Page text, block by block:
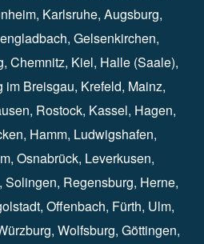
, Karlsruhe⁠, Augsburg⁠,
⁠, Gelsenkirchen⁠⁠,
⁠, Chemnitz⁠⁠, Kiel⁠, Halle (Saale)⁠⁠,
im Breisgau⁠⁠, Krefeld⁠⁠, Mainz⁠⁠,
⁠⁠, Rostock⁠⁠, Kassel⁠⁠, Hagen⁠,
⁠⁠, Hamm⁠, Ludwigshafen⁠,
⁠, Osnabrück⁠⁠, Leverkusen⁠,
⁠⁠, Solingen⁠, Regensburg⁠, Herne⁠⁠,
⁠, Offenbach, Fürth⁠⁠, Ulm⁠⁠,
, Wolfsburg⁠⁠, Göttingen⁠,